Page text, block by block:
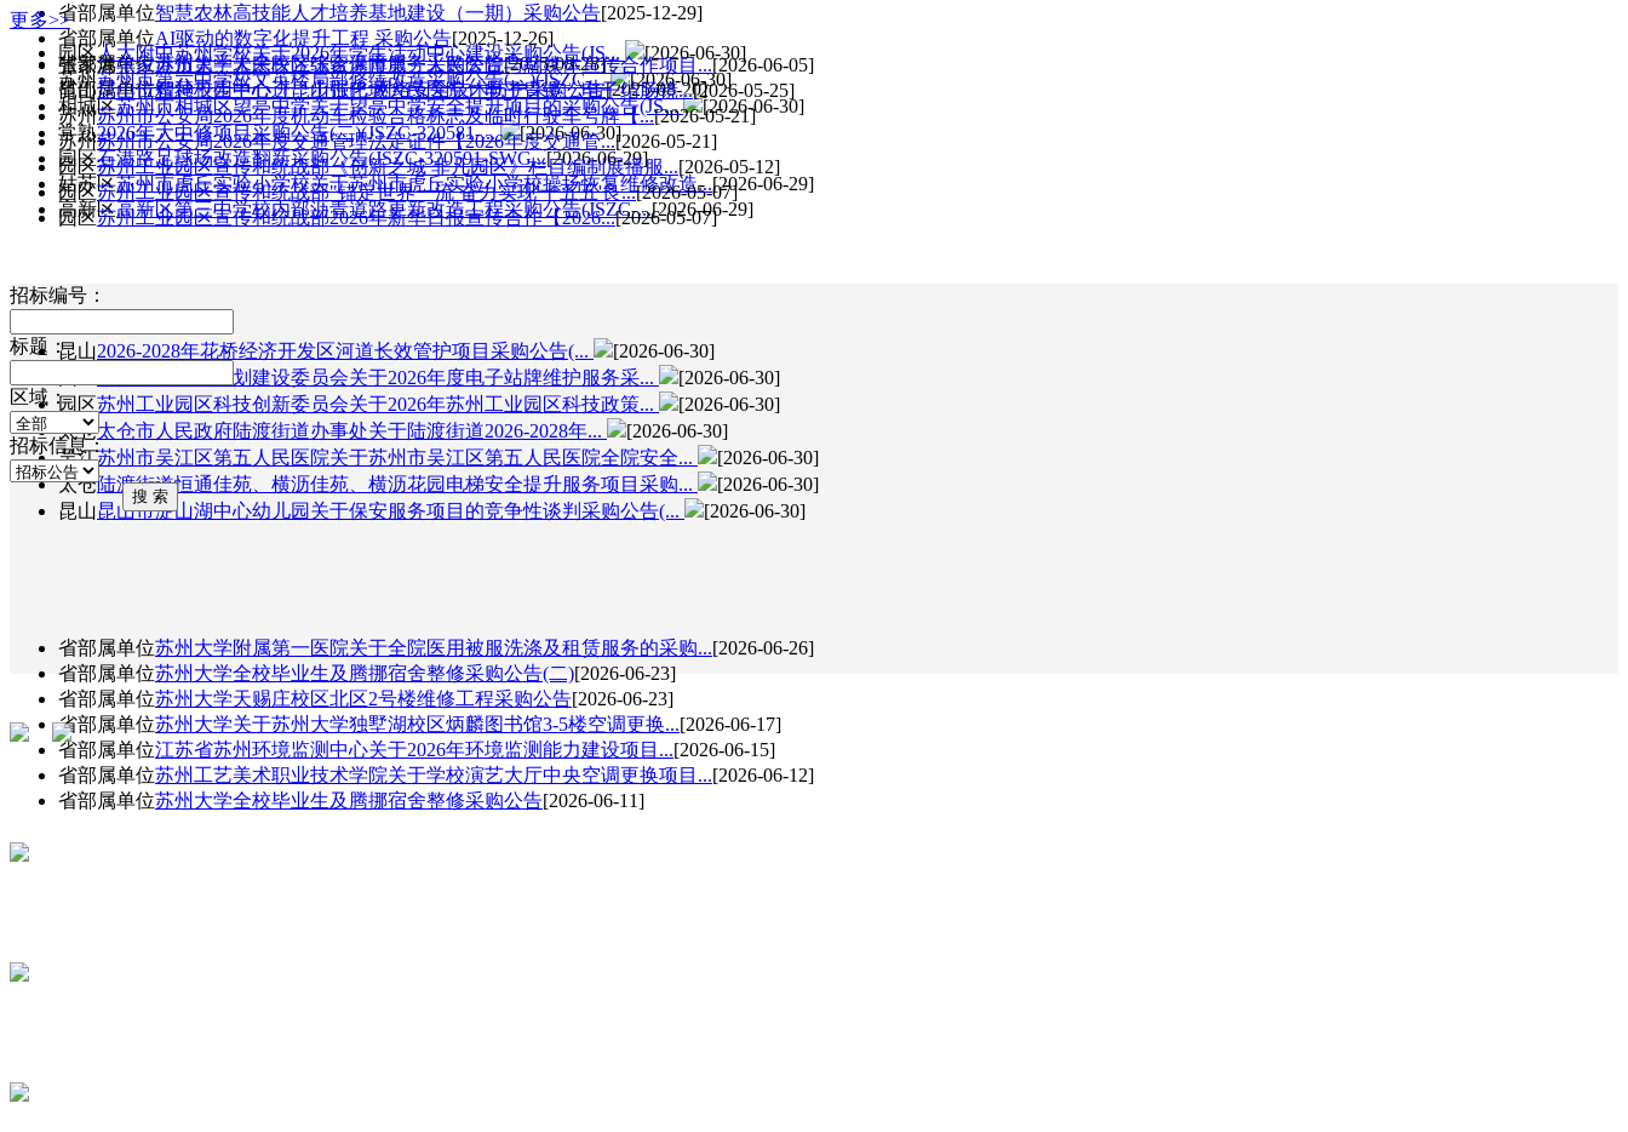
省部属单位智慧农林高技能人才培养基地建设（一期）采购公告[2025-12-29]
省部属单位AI驱动的数字化提升工程 采购公告[2025-12-26]
省部属单位苏州大学未来校区综合保障服务采购公告[2025-08-28]
省部属单位智慧校园中心进一步强化 网络安全技术防护采购公告[2025-08-20]
园区人大附中苏州学校关于2026年学生活动中心建设采购公告(JS...
[2026-06-30]
苏州苏州市第六中学校文英楼局部修缮改造采购公告(二)(JSZC-...
[2026-06-30]
相城区苏州市相城区望亭中学关于望亭中学安全提升项目的采购公告(JS...
[2026-06-30]
常熟2026年大中修项目采购公告(二)(JSZC-320581-...
[2026-06-30]
园区石港路足球场改造翻新采购公告(JSZC-320591-SWG...[2026-06-29]
姑苏区苏州市虎丘实验小学校关于苏州市虎丘实验小学校操场恢复维修改造...[2026-06-29]
高新区高新区第三中学校内部沥青道路更新改造工程采购公告(JSZC-...[2026-06-29]
昆山2026-2028年花桥经济开发区河道长效管护项目采购公告(...
[2026-06-30]
苏州工业园区规划建设委员会关于2026年度电子站牌维护服务采...
[2026-06-30]
园区苏州工业园区科技创新委员会关于2026年苏州工业园区科技政策...
[2026-06-30]
太仓太仓市人民政府陆渡街道办事处关于陆渡街道2026-2028年...
[2026-06-30]
吴江苏州市吴江区第五人民医院关于苏州市吴江区第五人民医院全院安全...
[2026-06-30]
太仓陆渡街道恒通佳苑、横沥佳苑、横沥花园电梯安全提升服务项目采购...
[2026-06-30]
昆山昆山市淀山湖中心幼儿园关于保安服务项目的竞争性谈判采购公告(... [2026-06-30]
省部属单位苏州大学附属第一医院关于全院医用被服洗涤及租赁服务的采购...[2026-06-26]
省部属单位苏州大学全校毕业生及腾挪宿舍整修采购公告(二)[2026-06-23]
省部属单位苏州大学天赐庄校区北区2号楼维修工程采购公告[2026-06-23]
省部属单位苏州大学关于苏州大学独墅湖校区炳麟图书馆3-5楼空调更换...[2026-06-17]
省部属单位江苏省苏州环境监测中心关于2026年环境监测能力建设项目...[2026-06-15]
省部属单位苏州工艺美术职业技术学院关于学校演艺大厅中央空调更换项目...[2026-06-12]
省部属单位苏州大学全校毕业生及腾挪宿舍整修采购公告[2026-06-11]
更多>>
张家港张家港市第一人民医院张家港市第一人民医院与融媒体宣传合作项目...[2026-06-05]
昆山昆山市精神卫生中心（昆山市巴城人民医院）电子胃镜、电子结肠镜...[2026-05-25]
苏州苏州市公安局2026年度机动车检验合格标志及临时行驶车号牌【...[2026-05-21]
苏州苏州市公安局2026年度交通管理法定证件【2026年度交通管...[2026-05-21]
园区苏州工业园区宣传和统战部《创新之城 非凡园区》栏目编制展播服...[2026-05-12]
园区苏州工业园区宣传和统战部"锚定世界一流 奋力实现'十五五'良...[2026-05-07]
园区苏州工业园区宣传和统战部2026年新华日报宣传合作【2026...[2026-05-07]
招标编号：
标题：
区域：
招标信息：